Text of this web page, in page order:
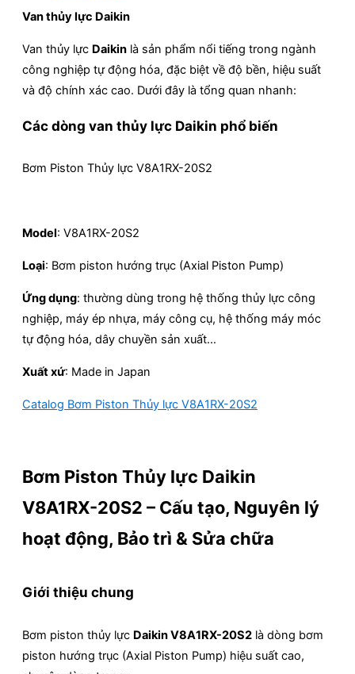
Van thủy lực Daikin
Van thủy lực Daikin là sản phẩm nổi tiếng trong ngành
công nghiệp tự động hóa, đặc biệt về độ bền, hiệu suất
và độ chính xác cao. Dưới đây là tổng quan nhanh:
Các dòng van thủy lực Daikin phổ biến
Bơm Piston Thủy lực V8A1RX-20S2
Model: V8A1RX-20S2
Loại: Bơm piston hướng trục (Axial Piston Pump)
Ứng dụng: thường dùng trong hệ thống thủy lực công
nghiệp, máy ép nhựa, máy công cụ, hệ thống máy móc
tự động hóa, dây chuyền sản xuất…
Xuất xứ: Made in Japan
Catalog Bơm Piston Thủy lực V8A1RX-20S2
Bơm Piston Thủy lực Daikin
V8A1RX-20S2 – Cấu tạo, Nguyên lý
hoạt động, Bảo trì & Sửa chữa
Giới thiệu chung
Bơm piston thủy lực Daikin V8A1RX-20S2 là dòng bơm
piston hướng trục (Axial Piston Pump) hiệu suất cao,